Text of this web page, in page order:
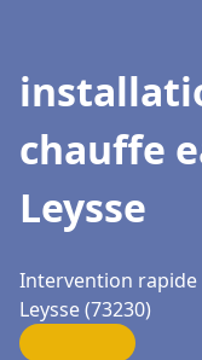
chauffe
Leysse
Intervention rapide
Leysse (73230)